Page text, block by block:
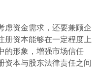
虑资金需求，还要兼顾企
册资本能够在一定程度上
的形象，增强市场信任
资本与股东法律责任之间